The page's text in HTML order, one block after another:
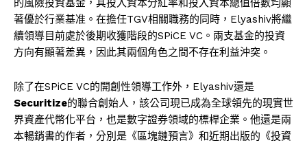
著優於行業基准。在擔任TGV相關職務的同時，Elyashiv將繼
續領導目前處於後期收獲階段的SPiCE VC。兩支基金的投資
方向有顯著差異，因此其兩個角色之間不存在利益沖突。
除了在SPiCE VC的開創性領導工作外，Elyashiv還是
Securitize的聯合創始人，該公司現已成為全球領先的現實世
界資產代幣化平台，也是數字證券領域的標桿企業。他還是兩
本暢銷書的作者，分別是《區塊鏈預言》和近期出版的《投資